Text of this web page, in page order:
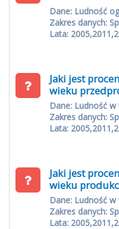
Dane: Ludność
Zakres danych:
Lata:
Jaki jest
wieku
Dane: Ludność
Zakres danych:
Lata:
Jaki jest
wieku
Dane: Ludność
Zakres danych:
Lata: